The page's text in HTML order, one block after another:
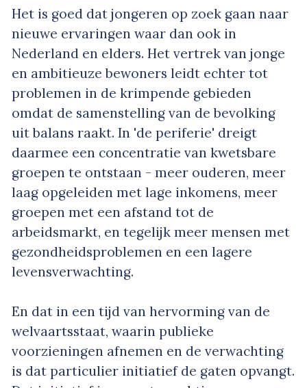
Het is goed dat jongeren op zoek gaan naar
nieuwe ervaringen waar dan ook in
Nederland en elders. Het vertrek van jonge
en ambitieuze bewoners leidt echter tot
problemen in de krimpende gebieden
omdat de samenstelling van de bevolking
uit balans raakt. In 'de periferie' dreigt
daarmee een concentratie van kwetsbare
groepen te ontstaan - meer ouderen, meer
laag opgeleiden met lage inkomens, meer
groepen met een afstand tot de
arbeidsmarkt, en tegelijk meer mensen met
gezondheidsproblemen en een lagere
levensverwachting.
En dat in een tijd van hervorming van de
welvaartsstaat, waarin publieke
voorzieningen afnemen en de verwachting
is dat particulier initiatief de gaten opvangt.